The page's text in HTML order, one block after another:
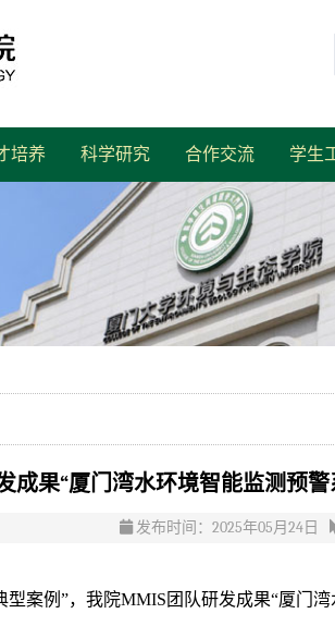
培养 科学研究 合作交流 学生
成果“厦门湾水环境智能监测预
发布时间：2025年05月24日
例”，我院MMIS团队研发成果“厦门湾